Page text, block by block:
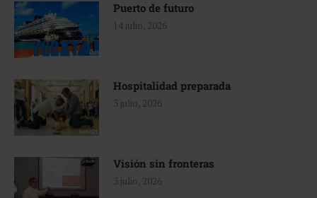
Puerto de futuro
14 julio, 2026
Hospitalidad preparada
3 julio, 2026
Visión sin fronteras
3 julio, 2026